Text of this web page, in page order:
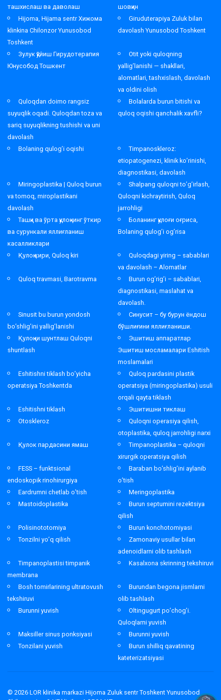
ташхислаш ва даволаш
шовқин
Hijoma, Hijama sentr Хижома
klinkina Chilonzor Yunusobod
Toshkent
Giruduterapiya Zuluk bilan
davolash Yunusobod Toshkent
Зулук қўйиш Гирудотерапия
Юнусобод Тошкент
Otit yoki quloqning
yallig’lanishi — shakllari,
alomatlari, tashxislash, davolash
va oldini olish
Quloqdan doimo rangsiz
suyuqlik oqadi. Quloqdan toza va
sariq suyuqlikning tushishi va uni
davolash
Bolalarda burun bitishi va
quloq oqishi qanchalik xavfli?
Bolaning qulog’i oqishi
Timpanoskleroz:
etiopatogenezi, klinik ko’rinishi,
diagnostikasi, davolash
Miringoplastika | Quloq burun
va tomoq, miroplastikani
davolash
Shalpang quloqni to’g’irlash,
Quloqni kichraytirish, Quloq
jarrohligi
Ташқи ва ўрта қулоқнинг ўткир
ва сурункали яллиғланиш
касалликлари
Боланинг қулоғи оғриса,
Bolaning qulog’i og’risa
Қулоқ кири, Quloq kiri
Quloqdagi yiring – sabablari
va davolash – Alomatlar
Quloq travmasi, Barotravma
Burun og’rig’i – sabablari,
diagnostikasi, maslahat va
davolash.
Sinusit bu burun yondosh
bo’shlig’ini yallig’lanishi
Синусит – бу бурун ёндош
бўшлиғини яллиғланиши.
Қулоқни шунтлаш Quloqni
shuntlash
Эшитиш аппаратлар
Эшитиш мосламалари Eshitish
moslamalari
Eshitishni tiklash bo’yicha
operatsiya Toshkentda
Quloq pardasini plastik
operatsiya (miringoplastika) usuli
orqali qayta tiklash
Eshitishni tiklash
Эшитишни тиклаш
Otoskleroz
Quloqni operasiya qilish,
otoplastika, quloq jarrohligi narxi
Қулок пардасини ямаш
Timpanoplastika – quloqni
xirurgik operatsiya qilish
FESS – funktsional
endoskopik rinohirurgiya
Baraban bo’shlig’ini aylanib
o’tish
Eardrumni chetlab o’tish
Meringoplastika
Mastoidoplastika
Burun septumini rezektsiya
qilish
Polisinototomiya
Burun konchotomiyasi
Tonzilni yo’q qilish
Zamonaviy usullar bilan
adenoidlarni olib tashlash
Timpanoplastisi timpanik
membrana
Kasalxona skrinning tekshiruvi
Bosh tomirlarining ultratovush
tekshiruvi
Burundan begona jismlarni
olib tashlash
Burunni yuvish
Oltingugurt po’chog’i.
Quloqlarni yuvish
Maksiller sinus ponksiyasi
Burunni yuvish
Tonzilani yuvish
Burun shilliq qavatining
kateterizatsiyasi
© 2026 LOR klinika markazi Hijoma Zuluk sentr Toshkent Yunusobod